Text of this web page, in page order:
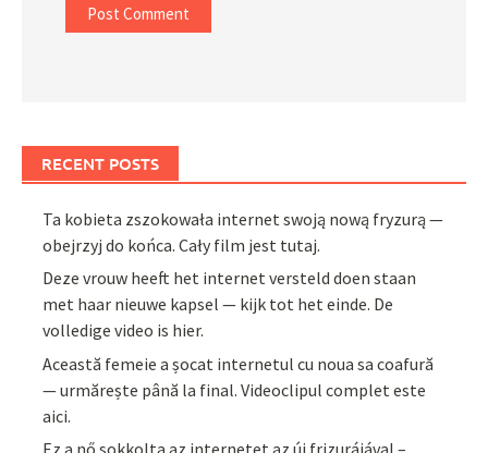
RECENT POSTS
Ta kobieta zszokowała internet swoją nową fryzurą —
obejrzyj do końca. Cały film jest tutaj.
Deze vrouw heeft het internet versteld doen staan
met haar nieuwe kapsel — kijk tot het einde. De
volledige video is hier.
Această femeie a șocat internetul cu noua sa coafură
— urmărește până la final. Videoclipul complet este
aici.
Ez a nő sokkolta az internetet az új frizurájával –